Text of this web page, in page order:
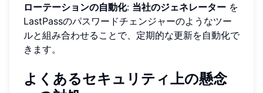
ローテーションの自動化: 当社のジェネレーター を
LastPassのパスワードチェンジャーのようなツー
ルと組み合わせることで、定期的な更新を自動化で
きます。
よくあるセキュリティ上の懸念